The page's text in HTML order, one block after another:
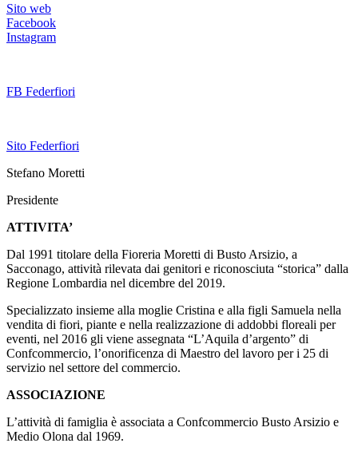
Sito web
Facebook
Instagram
FB Federfiori
Sito Federfiori
Stefano Moretti
Presidente
ATTIVITA’
Dal 1991 titolare della Fioreria Moretti di Busto Arsizio, a
Sacconago, attività rilevata dai genitori e riconosciuta “storica” dalla
Regione Lombardia nel dicembre del 2019.
Specializzato insieme alla moglie Cristina e alla figli Samuela nella
vendita di fiori, piante e nella realizzazione di addobbi floreali per
eventi, nel 2016 gli viene assegnata “L’Aquila d’argento” di
Confcommercio, l’onorificenza di Maestro del lavoro per i 25 di
servizio nel settore del commercio.
ASSOCIAZIONE
L’attività di famiglia è associata a Confcommercio Busto Arsizio e
Medio Olona dal 1969.